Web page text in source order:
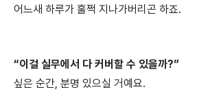
어느새 하루가 훌쩍 지나가버리곤 하죠.
“이걸 실무에서 다 커버할 수 있을까?”
싶은 순간, 분명 있으실 거예요.